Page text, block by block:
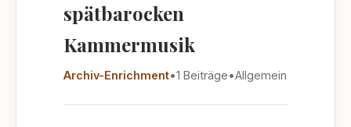
spätbarocken
Kammermusik
Archiv-Enrichment•1 Beiträge•Allgemein